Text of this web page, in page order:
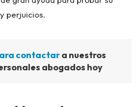
perjuicios.
contactara nuestros
abogados hoy